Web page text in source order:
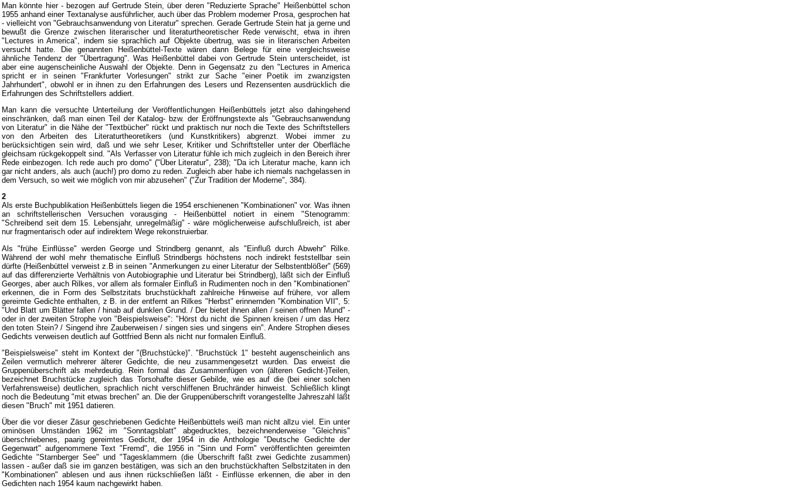
Man könnte hier - bezogen auf Gertrude Stein, über deren "Reduzierte Sprache" Heißenbüttel schon
1955 anhand einer Textanalyse ausführlicher, auch über das Problem moderner Prosa, gesprochen hat
- vielleicht von "Gebrauchsanwendung von Literatur" sprechen. Gerade Gertrude Stein hat ja gerne und
bewußt die Grenze zwischen literarischer und literaturtheoretischer Rede verwischt, etwa in ihren
"Lectures in America", indem sie sprachlich auf Objekte übertrug, was sie in literarischen Arbeiten
versucht hatte. Die genannten Heißenbüttel-Texte wären dann Belege für eine vergleichsweise
ähnliche Tendenz der "Übertragung". Was Heißenbüttel dabei von Gertrude Stein unterscheidet, ist
aber eine augenscheinliche Auswahl der Objekte. Denn in Gegensatz zu den "Lectures in America
spricht er in seinen "Frankfurter Vorlesungen" strikt zur Sache "einer Poetik im zwanzigsten
Jahrhundert", obwohl er in ihnen zu den Erfahrungen des Lesers und Rezensenten ausdrücklich die
Erfahrungen des Schriftstellers addiert.
Man kann die versuchte Unterteilung der Veröffentlichungen Heißenbüttels jetzt also dahingehend
einschränken, daß man einen Teil der Katalog- bzw. der Eröffnungstexte als "Gebrauchsanwendung
von Literatur" in die Nähe der "Textbücher" rückt und praktisch nur noch die Texte des Schriftstellers
von den Arbeiten des Literaturtheoretikers (und Kunstkritikers) abgrenzt. Wobei immer zu
berücksichtigen sein wird, daß und wie sehr Leser, Kritiker und Schriftsteller unter der Oberfläche
gleichsam rückgekoppelt sind. "Als Verfasser von Literatur fühle ich mich zugleich in den Bereich ihrer
Rede einbezogen. Ich rede auch pro domo" ("Über Literatur", 238); "Da ich Literatur mache, kann ich
gar nicht anders, als auch (auch!) pro domo zu reden. Zugleich aber habe ich niemals nachgelassen in
dem Versuch, so weit wie möglich von mir abzusehen" ("Zur Tradition der Moderne", 384).
2
Als erste Buchpublikation Heißenbüttels liegen die 1954 erschienenen "Kombinationen" vor. Was ihnen
an schriftstellerischen Versuchen vorausging - Heißenbüttel notiert in einem "Stenogramm:
"Schreibend seit dem 15. Lebensjahr, unregelmäßig" - wäre möglicherweise aufschlußreich, ist aber
nur fragmentarisch oder auf indirektem Wege rekonstruierbar.
Als "frühe Einflüsse" werden George und Strindberg genannt, als "Einfluß durch Abwehr" Rilke.
Während der wohl mehr thematische Einfluß Strindbergs höchstens noch indirekt feststellbar sein
dürfte (Heißenbüttel verweist z.B in seinen "Anmerkungen zu einer Literatur der Selbstentblößer" (569)
auf das differenzierte Verhältnis von Autobiographie und Literatur bei Strindberg), läßt sich der Einfluß
Georges, aber auch Rilkes, vor allem als formaler Einfluß in Rudimenten noch in den "Kombinationen"
erkennen, die in Form des Selbstzitats bruchstückhaft zahlreiche Hinweise auf frühere, vor allem
gereimte Gedichte enthalten, z B. in der entfernt an Rilkes "Herbst" erinnernden "Kombination VII", 5:
"Und Blatt um Blätter fallen / hinab auf dunklen Grund. / Der bietet ihnen allen / seinen offnen Mund" -
oder in der zweiten Strophe von "Beispielsweise": "Hörst du nicht die Spinnen kreisen / um das Herz
den toten Stein? / Singend ihre Zauberweisen / singen sies und singens ein". Andere Strophen dieses
Gedichts verweisen deutlich auf Gottfried Benn als nicht nur formalen Einfluß.
"Beispielsweise" steht im Kontext der "(Bruchstücke)". "Bruchstück 1" besteht augenscheinlich ans
Zeilen vermutlich mehrerer älterer Gedichte, die neu zusammengesetzt wurden. Das erweist die
Gruppenüberschrift als mehrdeutig. Rein formal das Zusammenfügen von (älteren Gedicht-)Teilen,
bezeichnet Bruchstücke zugleich das Torsohafte dieser Gebilde, wie es auf die (bei einer solchen
Verfahrensweise) deutlichen, sprachlich nicht verschliffenen Bruchränder hinweist. Schließlich klingt
noch die Bedeutung "mit etwas brechen" an. Die der Gruppenüberschrift vorangestellte Jahreszahl läßt
diesen "Bruch" mit 1951 datieren.
Über die vor dieser Zäsur geschriebenen Gedichte Heißenbüttels weiß man nicht allzu viel. Ein unter
ominösen Umständen 1962 im "Sonntagsblatt" abgedrucktes, bezeichnenderweise "Gleichnis"
überschriebenes, paarig gereimtes Gedicht, der 1954 in die Anthologie "Deutsche Gedichte der
Gegenwart" aufgenommene Text "Fremd", die 1956 in "Sinn und Form" veröffentlichten gereimten
Gedichte "Starnberger See" und "Tagesklammern (die Überschrift faßt zwei Gedichte zusammen)
lassen - außer daß sie im ganzen bestätigen, was sich an den bruchstückhaften Selbstzitaten in den
"Kombinationen" ablesen und aus ihnen rückschließen läßt - Einflüsse erkennen, die aber in den
Gedichten nach 1954 kaum nachgewirkt haben.